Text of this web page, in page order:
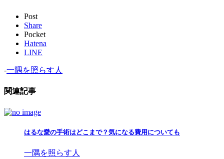
Post
Share
Pocket
Hatena
LINE
-一隅を照らす人
関連記事
はるな愛の手術はどこまで？気になる費用についても
一隅を照らす人